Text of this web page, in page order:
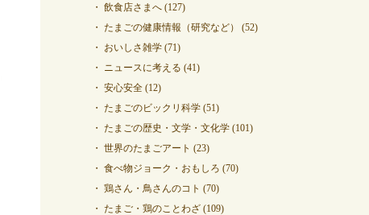
飲食店さまへ (127)
たまごの健康情報（研究など）
(52)
おいしさ雑学 (71)
ニュースに考える (41)
安心安全 (12)
たまごのビックリ科学 (51)
たまごの歴史・文学・文化学 (101)
世界のたまごアート (23)
食べ物ジョーク・おもしろ (70)
鶏さん・鳥さんのコト (70)
たまご・鶏のことわざ (109)